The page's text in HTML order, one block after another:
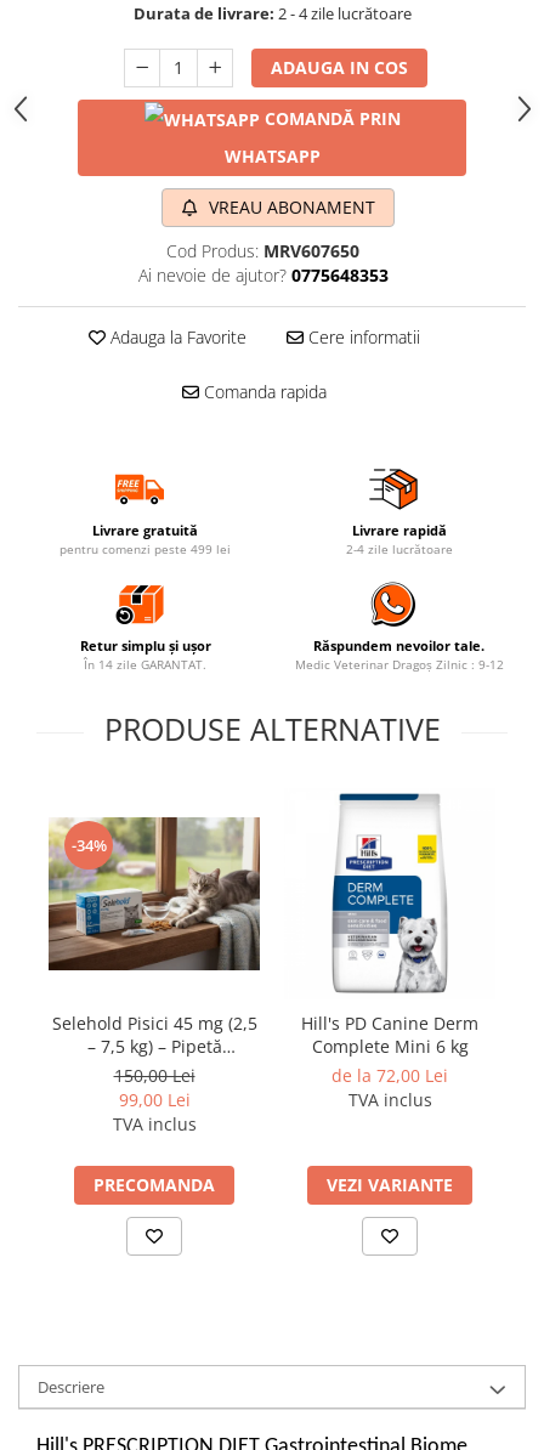
Durata de livrare: 2 - 4 zile lucrătoare
ADAUGA IN COS
COMANDĂ PRIN
WHATSAPP
VREAU ABONAMENT
Cod Produs: MRV607650
Ai nevoie de ajutor? 0775648353
Adauga la Favorite Cere informatii
Comanda rapida
Livrare gratuită
pentru comenzi peste 499 lei
Livrare rapidă
2-4 zile lucrătoare
Retur simplu și ușor
În 14 zile GARANTAT.
Răspundem nevoilor tale.
Medic Veterinar Dragoș Zilnic : 9-12
PRODUSE ALTERNATIVE
-34%
Selehold Pisici 45 mg (2,5
– 7,5 kg) – Pipetă
antiparazitară spot-on
150,00 Lei
99,00 Lei
TVA inclus
PRECOMANDA
Hill's PD Canine Derm
Complete Mini 6 kg
de la 72,00 Lei
TVA inclus
VEZI VARIANTE
Descriere